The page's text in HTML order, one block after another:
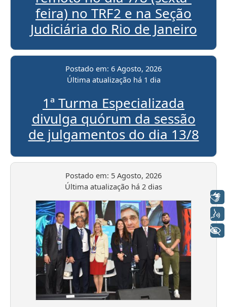
feira) no TRF2 e na Seção
Judiciária do Rio de Janeiro
Postado em: 6 Agosto, 2026
Última atualização há 1 dia
1ª Turma Especializada
divulga quórum da sessão
de julgamentos do dia 13/8
Postado em: 5 Agosto, 2026
Última atualização há 2 dias
Voz
+ Acessibilidade